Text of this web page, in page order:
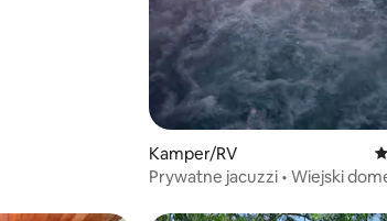
Kamper/RV
Prywatne jacuzzi • Wiejski